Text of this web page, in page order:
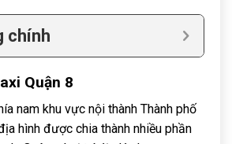
chính
Quận 8
nam khu vực nội thành Thành phố
hình được chia thành nhiều phần